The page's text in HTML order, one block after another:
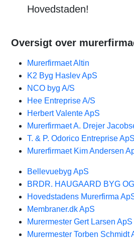
Hovedstaden!
Oversigt over
Murerfirmaet Altin
K2 Byg Haslev ApS
NCO byg A/S
Hee Entreprise A/S
Herbert Valente ApS
Murerfirmaet A. Drejer
T. & P. Odorico Entreprise ApS
Murerfirmaet Kim Andersen
Bellevuebyg ApS
BRDR. HAUGAARD BYG
Hovedstadens Murerfirma
Membraner.dk ApS
Murermester Gert Larsen ApS
Murermester Torben Schmidt